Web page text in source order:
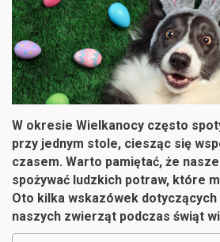
W okresie Wielkanocy często
przy jednym stole, ciesząc się
czasem. Warto pamiętać, że
spożywać ludzkich potraw, które
Oto kilka wskazówek
naszych zwierząt podczas świąt